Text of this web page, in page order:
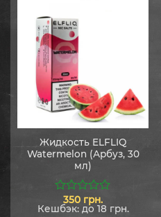
Жидкость ELFLIQ
Watermelon (Арбуз, 30
мл)
из
350 грн.
Кешбэк:до 18 грн.